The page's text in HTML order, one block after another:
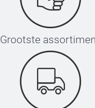
Grootste